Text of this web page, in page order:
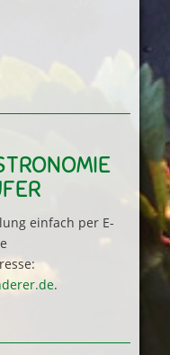
einfach per E-
.